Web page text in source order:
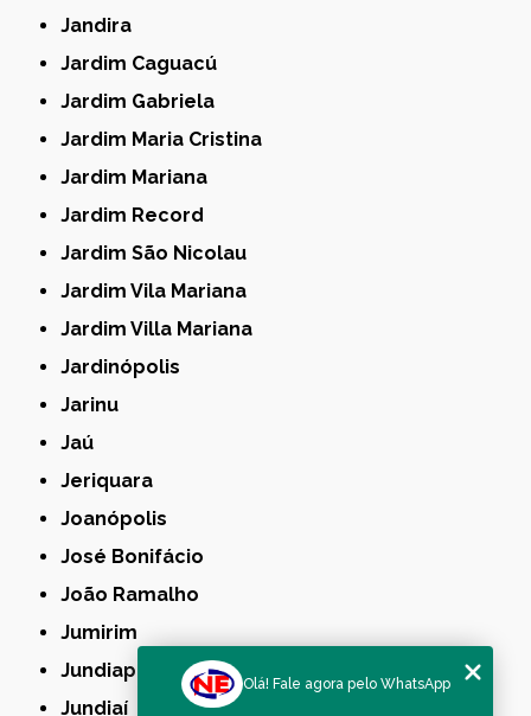
Jandira
Jardim Caguacú
Jardim Gabriela
Jardim Maria Cristina
Jardim Mariana
Jardim Record
Jardim São Nicolau
Jardim Vila Mariana
Jardim Villa Mariana
Jardinópolis
Jarinu
Jaú
Jeriquara
Joanópolis
José Bonifácio
João Ramalho
Jumirim
Jundiapeba
Jundiaí
Olá! Fale agora pelo WhatsApp